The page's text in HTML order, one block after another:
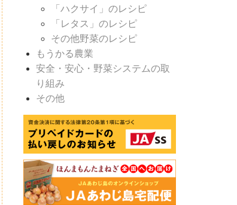
「ハクサイ」のレシピ
「レタス」のレシピ
その他野菜のレシピ
もうかる農業
安全・安心・野菜システムの取
り組み
その他